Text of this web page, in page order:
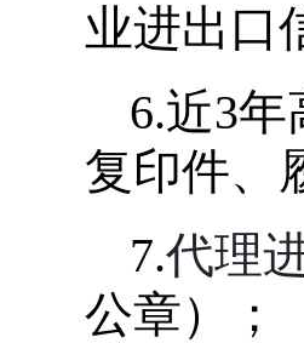
业进出口
6.近3
复印件、
7.代理
公章）；